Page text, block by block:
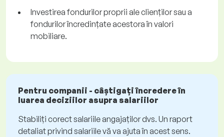
Investirea fondurilor proprii ale clienților sau a
fondurilor încredințate acestora în valori
mobiliare.
Pentru companii - câștigați încredere în
luarea deciziilor asupra salariilor
Stabiliți corect salariile angajaților dvs. Un raport
detaliat privind salariile vă va ajuta în acest sens.